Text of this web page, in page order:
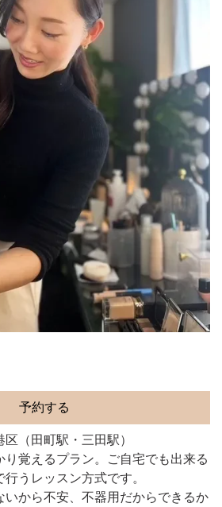
予約する
区（田町駅・三田駅）
り覚えるプラン。ご自宅でも出来る
うレッスン方式です。
いから不安、不器用だからできるか